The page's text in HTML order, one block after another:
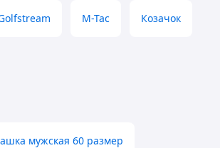
M-Tac Козачок
мужская 60 размер